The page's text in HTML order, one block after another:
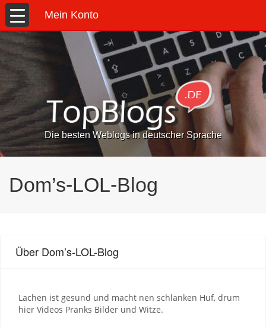
Mein Konto
Die besten Weblogs in deutscher Sprache
Dom’s-LOL-Blog
Über Dom’s-LOL-Blog
Lachen ist gesund und macht nen schlanken Huf, drum
hier Videos Pranks Bilder und Witze.